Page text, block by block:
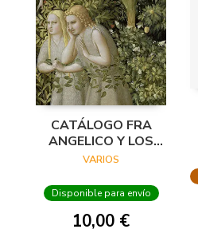
CATÁLOGO FRA
ANGELICO Y LOS
INICIOS DEL
FLORENCIA
VARIOS
Disponible para envío
10,00 €